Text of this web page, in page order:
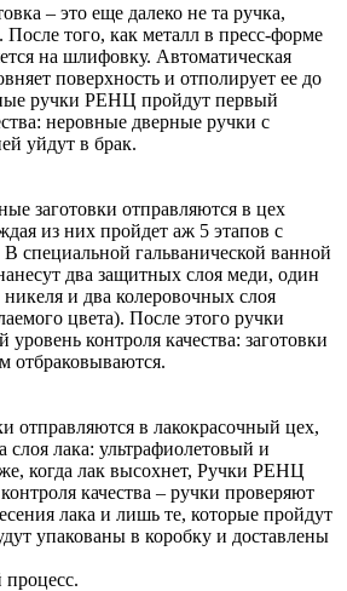
– это еще далеко не та ручка,
После того, как металл в пресс-форме
на шлифовку. Автоматическая
поверхность и отполирует ее до
ручки РЕНЦ пройдут первый
неровные дверные ручки с
уйдут в брак.
заготовки отправляются в цех
из них пройдет аж 5 этапов с
специальной гальванической ванной
два защитных слоя меди, один
и два колеровочных слоя
цвета). После этого ручки
контроля качества: заготовки
отбраковываются.
отправляются в лакокрасочный цех,
слоя лака: ультрафиолетовый и
когда лак высохнет, Ручки РЕНЦ
качества – ручки проверяют
лака и лишь те, которые пройдут
упакованы в коробку и доставлены